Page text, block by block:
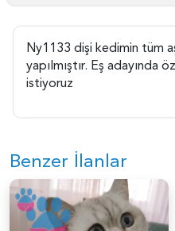
Ny1133 dişi kedimin tüm
yapılmıştır. Eş adayında
istiyoruz
Benzer İlanlar